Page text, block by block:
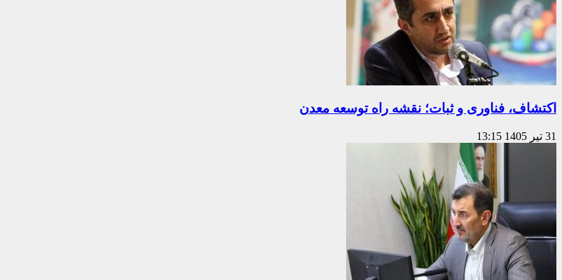
اکتشاف، فناوری و ثبات؛ نقشه راه توسعه معدن
31 تیر 1405 13:15